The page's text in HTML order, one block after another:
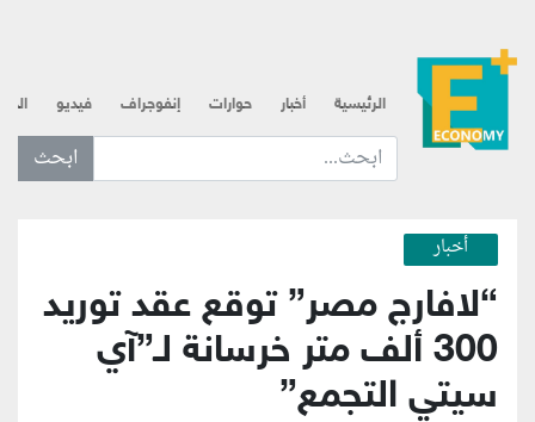
الرئيسية أخبار حوارات إنفوجراف فيديو
ابحث عن... :
أخبار
“لافارج مصر” توقع عقد توريد
300 ألف متر خرسانة لـ”آي
سيتي التجمع”